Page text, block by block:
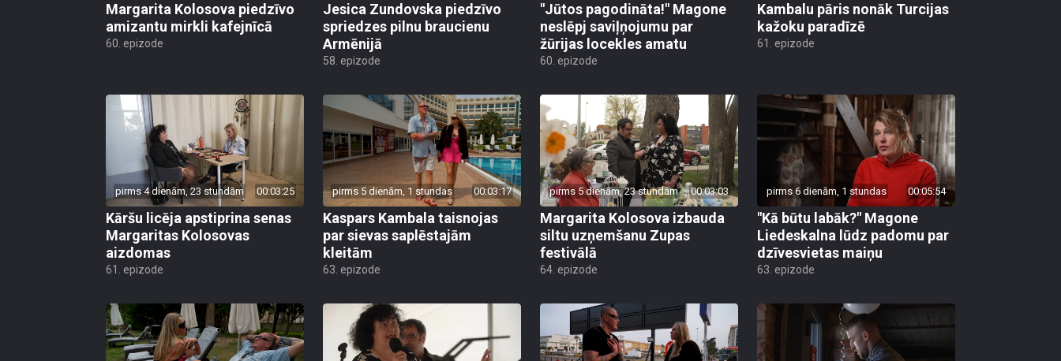
Margarita Kolosova piedzīvo
amizantu mirkli kafejnīcā
60. epizode
Jesica Zundovska piedzīvo
spriedzes pilnu braucienu
Armēnijā
58. epizode
"Jūtos pagodināta!" Magone
neslēpj saviļņojumu par
žūrijas locekles amatu
60. epizode
Kambalu pāris nonāk Turcijas
kažoku paradīzē
61. epizode
pirms 4 dienām, 23 stundām 00:03:25
Kāršu licēja apstiprina senas
Margaritas Kolosovas
aizdomas
61. epizode
pirms 5 dienām, 1 stundas 00:03:17
Kaspars Kambala taisnojas
par sievas saplēstajām
kleitām
63. epizode
pirms 5 dienām, 23 stundām 00:03:03
Margarita Kolosova izbauda
siltu uzņemšanu Zupas
festivālā
64. epizode
pirms 6 dienām, 1 stundas 00:05:54
"Kā būtu labāk?" Magone
Liedeskalna lūdz padomu par
dzīvesvietas maiņu
63. epizode